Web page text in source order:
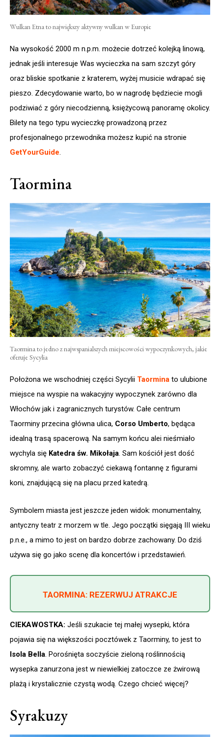
Wulkan Etna to największy aktywny wulkan w Europie
Na wysokość 2000 m n.p.m. możecie dotrzeć kolejką linową,
jednak jeśli interesuje Was wycieczka na sam szczyt góry
oraz bliskie spotkanie z kraterem, wyżej musicie wdrapać się
pieszo. Zdecydowanie warto, bo w nagrodę będziecie mogli
podziwiać z góry niecodzienną, księżycową panoramę okolicy.
Bilety na tego typu wycieczkę prowadzoną przez
profesjonalnego przewodnika możesz kupić na stronie
GetYourGuide.
Taormina
Taormina to jedno z najwspanialszych miejscowości wypoczynkowych, jakie
oferuje Sycylia
Położona we wschodniej części Sycylii Taormina to ulubione
miejsce na wyspie na wakacyjny wypoczynek zarówno dla
Włochów jak i zagranicznych turystów. Całe centrum
Taorminy przecina główna ulica, Corso Umberto, będąca
idealną trasą spacerową. Na samym końcu alei nieśmiało
wychyla się Katedra św. Mikołaja. Sam kościół jest dość
skromny, ale warto zobaczyć ciekawą fontannę z figurami
koni, znajdującą się na placu przed katedrą.
Symbolem miasta jest jeszcze jeden widok: monumentalny,
antyczny teatr z morzem w tle. Jego początki sięgają III wieku
p.n.e., a mimo to jest on bardzo dobrze zachowany. Do dziś
używa się go jako scenę dla koncertów i przedstawień.
TAORMINA: REZERWUJ ATRAKCJE
CIEKAWOSTKA: Jeśli szukacie tej małej wysepki, która
pojawia się na większości pocztówek z Taorminy, to jest to
Isola Bella. Porośnięta soczyście zieloną roślinnością
wysepka zanurzona jest w niewielkiej zatoczce ze żwirową
plażą i krystalicznie czystą wodą. Czego chcieć więcej?
Syrakuzy